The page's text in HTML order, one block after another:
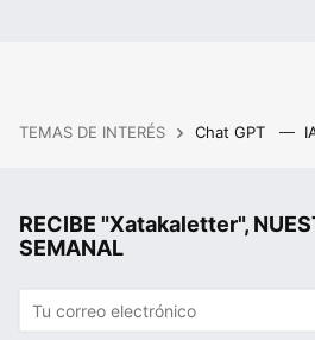
TEMAS DE INTERÉS Chat GPT
RECIBE "Xatakaletter",
SEMANAL